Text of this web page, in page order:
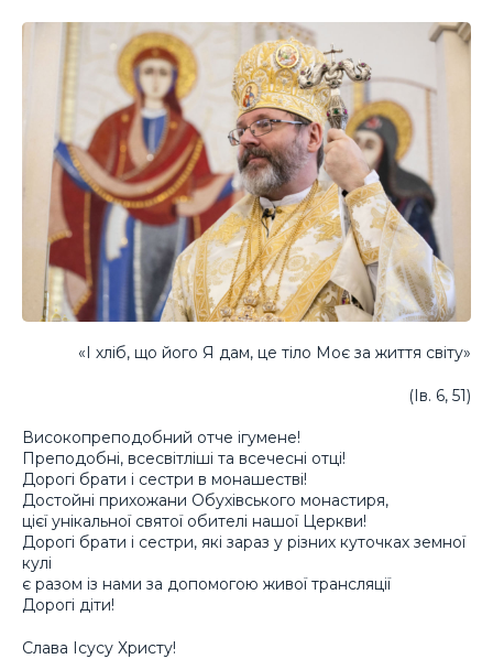
«І хліб, що його Я дам, це тіло Моє за життя світу»
(Ів. 6, 51)
Високопреподобний отче ігумене!
Преподобні, всесвітліші та всечесні отці!
Дорогі брати і сестри в монашестві!
Достойні прихожани Обухівського монастиря,
цієї унікальної святої обителі нашої Церкви!
Дорогі брати і сестри, які зараз у різних куточках земної
кулі
є разом із нами за допомогою живої трансляції
Дорогі діти!
Слава Ісусу Христу!